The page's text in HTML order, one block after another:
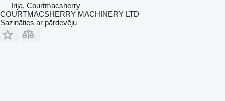
Īrija, Courtmacsherry
COURTMACSHERRY MACHINERY LTD
Sazināties ar pārdevēju